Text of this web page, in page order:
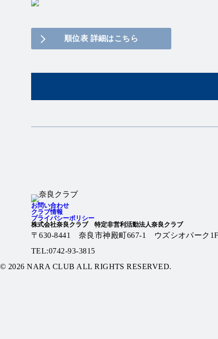
順位表 詳細はこちら
お問い合わせ
クラブ情報
プライバシーポリシー
株式会社奈良クラブ 特定非営利活動法人奈良クラブ
〒630-8441 奈良市神殿町667-1
ウズシオパーク
TEL:0742-93-3815
© 2026 NARA CLUB ALL RIGHTS RESERVED.